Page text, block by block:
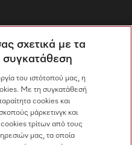
σχετικά με τα
του ιστότοπού μας, η
Με τη συγκατάθεσή
cookies και
μάρκετινγκ και
τρίτων από τους
μας, τα οποία